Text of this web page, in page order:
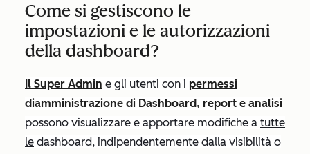
Come si gestiscono le
impostazioni e le autorizzazioni
della dashboard?
Il Super Admin e gli utenti con i permessi
diamministrazione di Dashboard, report e analisi
possono visualizzare e apportare modifiche a tutte
le dashboard, indipendentemente dalla visibilità o